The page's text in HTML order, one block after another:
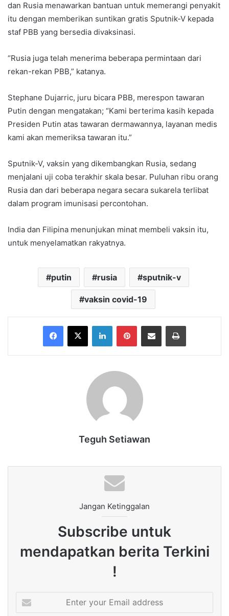
dan Rusia menawarkan bantuan untuk memerangi penyakit
itu dengan memberikan suntikan gratis Sputnik-V kepada
staf PBB yang bersedia divaksinasi.
“Rusia juga telah menerima beberapa permintaan dari
rekan-rekan PBB,” katanya.
Stephane Dujarric, juru bicara PBB, merespon tawaran
Putin dengan mengatakan; “Kami berterima kasih kepada
Presiden Putin atas tawaran dermawannya, layanan medis
kami akan memeriksa tawaran itu.”
Sputnik-V, vaksin yang dikembangkan Rusia, sedang
menjalani uji coba terakhir skala besar. Puluhan ribu orang
Rusia dan dari beberapa negara secara sukarela terlibat
dalam program imunisasi percontohan.
India dan Filipina menunjukan minat membeli vaksin itu,
untuk menyelamatkan rakyatnya.
putin rusia sputnik-v
vaksin covid-19
Facebook
X LinkedInPinterestShare via Email Print
Teguh Setiawan
Jangan Ketinggalan
Subscribe untuk
mendapatkan berita Terkini
!
your